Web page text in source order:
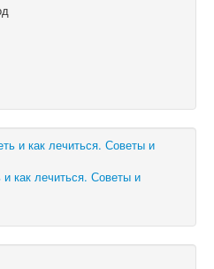
как лечиться. Советы и